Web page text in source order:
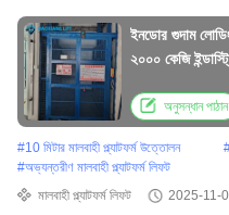
ইনডোর গুদাম
২০০০ কেজি
অনুসন্ধান পাঠান
#10 মিটার মালবাহী প্ল্যাটফর্ম উত্তোলন
#অভ্যন্তরীণ মালবাহী প্ল্যাটফর্ম লিফট
মালবাহী প্ল্যাটফর্ম লিফট
2025-11-